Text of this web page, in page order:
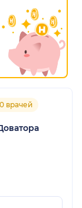
врачей